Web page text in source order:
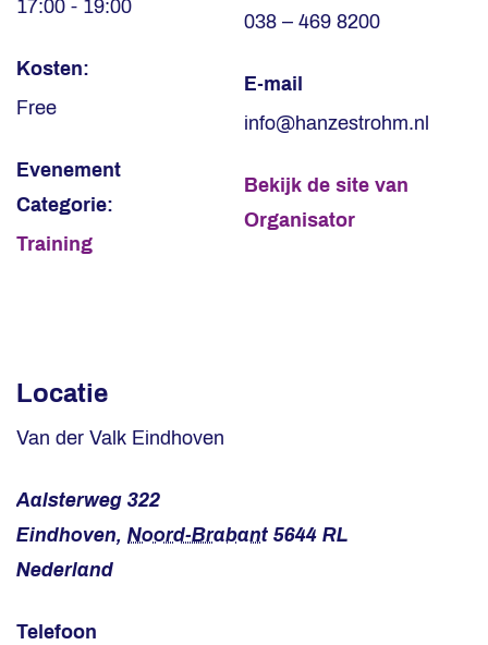
17:00 - 19:00
Kosten:
Free
Evenement
Categorie:
Training
Locatie
Van der Valk Eindhoven
Aalsterweg 322
Eindhoven, Noord-Brabant 5644 RL
Nederland
Telefoon
038 – 469 8200
E-mail
info@hanzestrohm.nl
Bekijk de site van
Organisator